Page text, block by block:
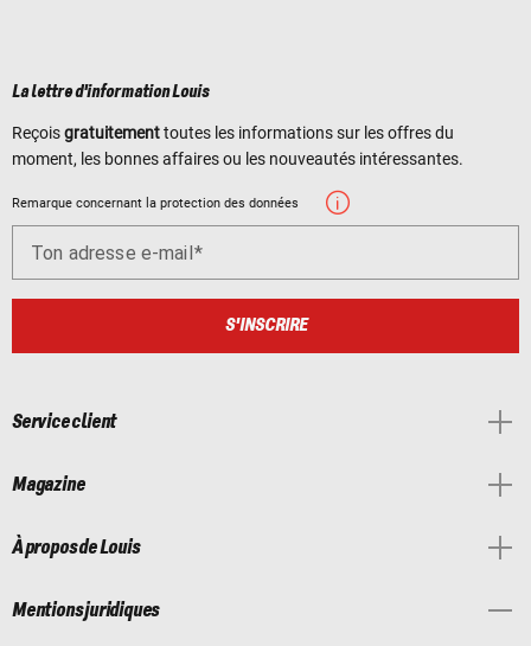
La lettre d'information Louis
Reçoisgratuitementtoutes les informations sur les offres du
moment, les bonnes affaires ou les nouveautés intéressantes.
Remarque concernant la protection des données
Ton adresse e-mail
S'INSCRIRE
Service client
Magazine
À propos de Louis
Mentions juridiques